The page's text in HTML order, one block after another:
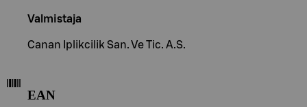
Valmistaja
Canan Iplikcilik San. Ve Tic. A.S.
EAN